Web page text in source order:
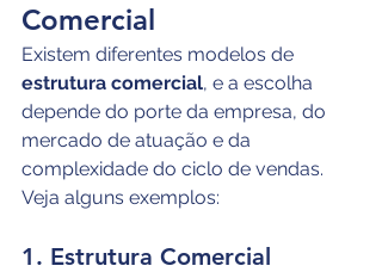
Comercial
Existem diferentes modelos de
estrutura comercial, e a escolha
depende do porte da empresa, do
mercado de atuação e da
complexidade do ciclo de vendas.
Veja alguns exemplos:
1. Estrutura Comercial